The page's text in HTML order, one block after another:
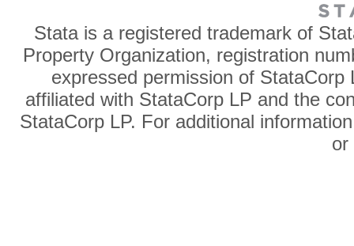
Stata is a registered trademark of
Property Organization, registration
expressed permission of
affiliated with StataCorp LP and the
StataCorp LP. For additional
or